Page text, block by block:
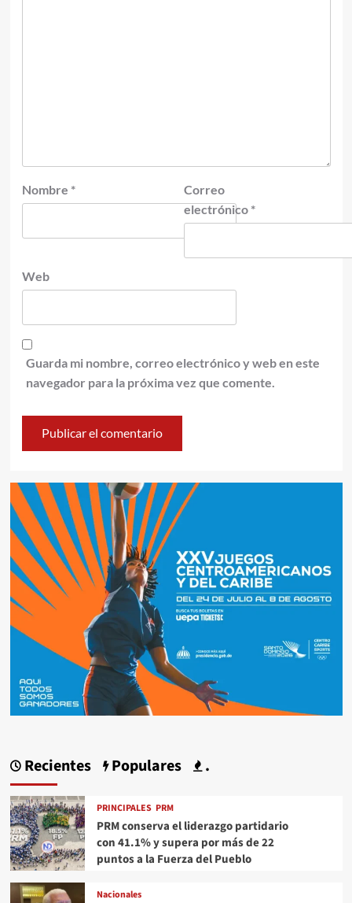
Nombre *
Correo
electrónico *
Web
Guarda mi nombre, correo electrónico y web en este
navegador para la próxima vez que comente.
Recientes Populares .
PRINCIPALES PRM
PRM conserva el liderazgo partidario
con 41.1% y supera por más de 22
puntos a la Fuerza del Pueblo
Nacionales